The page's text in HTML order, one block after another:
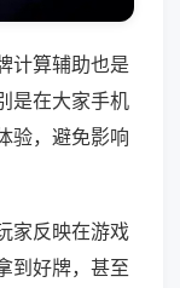
计算辅助也是
是在大家手机
验，避免影响
家反映在游戏
到好牌，甚至